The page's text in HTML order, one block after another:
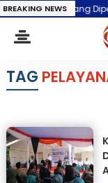
BREAKING NEWS
Aceh yang Diperiksa
TAG